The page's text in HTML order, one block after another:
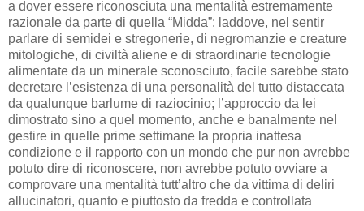
a dover essere riconosciuta una mentalità estremamente
razionale da parte di quella “Midda”: laddove, nel sentir
parlare di semidei e stregonerie, di negromanzie e creature
mitologiche, di civiltà aliene e di straordinarie tecnologie
alimentate da un minerale sconosciuto, facile sarebbe stato
decretare l’esistenza di una personalità del tutto distaccata
da qualunque barlume di raziocinio; l’approccio da lei
dimostrato sino a quel momento, anche e banalmente nel
gestire in quelle prime settimane la propria inattesa
condizione e il rapporto con un mondo che pur non avrebbe
potuto dire di riconoscere, non avrebbe potuto ovviare a
comprovare una mentalità tutt’altro che da vittima di deliri
allucinatori, quanto e piuttosto da fredda e controllata